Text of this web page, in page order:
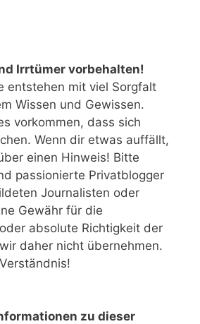
Irrtümer vorbehalten!
entstehen mit viel Sorgfalt
Wissen und Gewissen.
vorkommen, dass sich
Wenn dir etwas auffällt,
einen Hinweis! Bitte
passionierte Privatblogger
Journalisten oder
Gewähr für die
absolute Richtigkeit der
daher nicht übernehmen.
zu dieser